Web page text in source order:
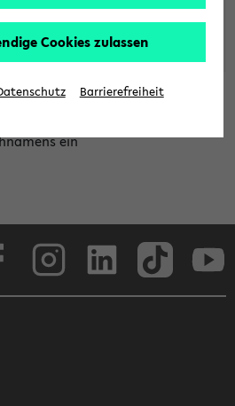
aus und/oder geben Sie einen
ein
Cookies zulassen
Barrierefreiheit